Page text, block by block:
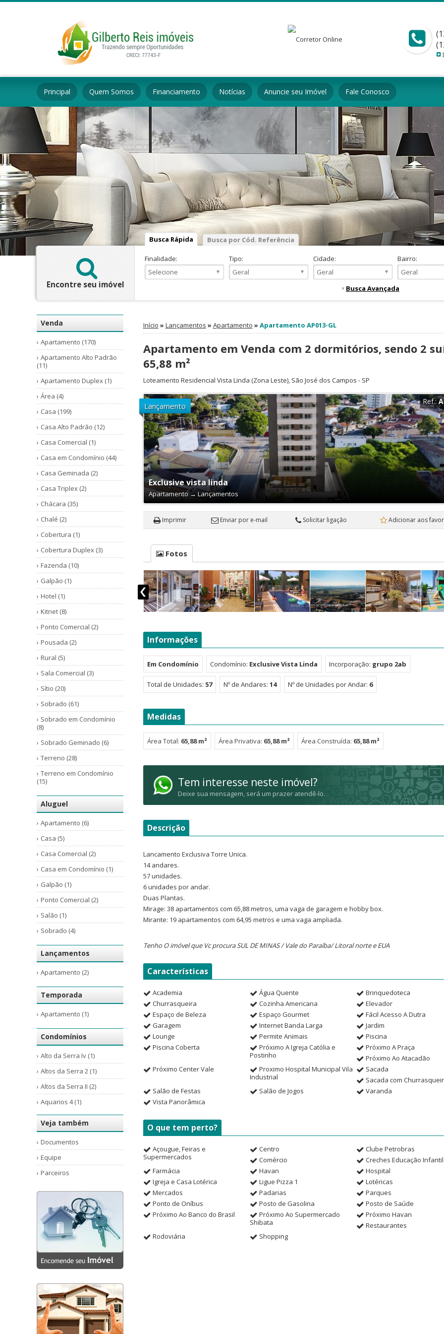
Principal Quem Somos Financiamento Notícias Anuncie seu Imóvel Fale Conosco
Encontre seu imóvel
Busca Rápida Busca por Cód. Referência
Finalidade: Tipo: Cidade: Bairro:
Busca Avançada
Início » Lançamentos » Apartamento » Apartamento AP013-GL
Apartamento em Venda com 2 dormitórios, sendo 2
65,88 m²
Loteamento Residencial Vista Linda (Zona Leste), São José dos Campos - SP
Lançamento
Exclusive vista linda
Apartamento→ Lançamentos
Ref.:
Imprimir Enviar por e-mail Solicitar ligação Adicionar aos
Fotos
Informações
Em Condomínio Condomínio: Exclusive Vista Linda Incorporação: grupo 2ab
Total de Unidades: 57 Nº de Andares: 14 Nº de Unidades por Andar: 6
Medidas
Área Total: 65,88 m² Área Privativa: 65,88 m² Área Construída: 65,88 m²
Tem interesse neste imóvel?
Deixe sua mensagem, será um prazer atendê-lo.
Descrição
Lancamento Exclusiva Torre Unica.
14 andares.
57 unidades.
6 unidades por andar.
Duas Plantas.
Mirage: 38 apartamentos com 65,88 metros, uma vaga de garagem e hobby box.
Mirante: 19 apartamentos com 64,95 metros e uma vaga ampliada.
Tenho O imóvel que Vc procura SUL DE MINAS / Vale do Paraíba/ Litoral norte e EUA
Características
Academia Água Quente
Brinquedoteca
Churrasqueira
Cozinha Americana
Elevador
Espaço de Beleza
Espaço Gourmet
Fácil Acesso A Dutra
Garagem
Internet Banda Larga
Jardim
Lounge
Permite Animais
Piscina
Piscina Coberta
Próximo A Igreja Católia e
Postinho
Próximo A Praça
Próximo Ao Atacadão
Próximo Center Vale
Proximo Hospital Municipal Vila
Industrial
Sacada
Sacada com
Salão de Festas
Salão de Jogos
Varanda
Vista Panorâmica
O que tem perto?
Açougue, Feiras e
Supermercados
Centro
Clube Petrobras
Comércio
Creches Educação Infantil
Farmácia
Havan
Hospital
Igreja e Casa Lotérica
Ligue Pizza 1
Lotéricas
Mercados
Padarias
Parques
Ponto de Oníbus
Posto de Gasolina
Posto de Saúde
Próximo Ao Banco do Brasil
Próximo Ao Supermercado
Shibata
Próximo Havan
Restaurantes
Rodoviária
Shopping
Venda
Apartamento (170)
Apartamento Alto Padrão
(11)
Apartamento Duplex (1)
Área (4)
Casa (199)
Casa Alto Padrão (12)
Casa Comercial (1)
Casa em Condomínio (44)
Casa Geminada (2)
Casa Triplex (2)
Chácara (35)
Chalé (2)
Cobertura (1)
Cobertura Duplex (3)
Fazenda (10)
Galpão (1)
Hotel (1)
Kitnet (8)
Ponto Comercial (2)
Pousada (2)
Rural (5)
Sala Comercial (3)
Sítio (20)
Sobrado (61)
Sobrado em Condomínio
(8)
Sobrado Geminado (6)
Terreno (28)
Terreno em Condomínio
(15)
Aluguel
Apartamento (6)
Casa (5)
Casa Comercial (2)
Casa em Condomínio (1)
Galpão (1)
Ponto Comercial (2)
Salão (1)
Sobrado (4)
Lançamentos
Apartamento (2)
Temporada
Apartamento (1)
Condomínios
Alto da Serra Iv (1)
Altos da Serra 2 (1)
Altos da Serra II (2)
Aquarios 4 (1)
AruanÃ (1)
Aruanã Floresta (1)
Bem Viver Litoral (1)
Blue View (1)
Campo das Violetas (1)
Campo Di Oviedo (1)
Campo Felicio (1)
Campo Felicio 02 (1)
Campo Giallo (5)
Capricornio (1)
Capricórnio 1 (1)
Casa Alta (1)
Citta de Roma (1)
Veja também
Documentos
Equipe
Parceiros